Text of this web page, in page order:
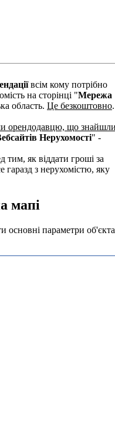
всім кому потрібно
на сторінці "Мережа
область. Це безкоштовно.
орендодавцю, що
Нерухомості" -
тим, як віддати гроші за
гаразд з нерухомістю, яку
мапі
основні параметри об'єкта